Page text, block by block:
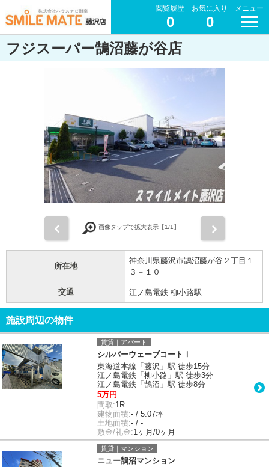
閲覧履歴
0
お気に入り
0
メニュー
フジスーパー鵠沼藤が谷店
画像タップで拡大表示【1/1】
所在地
神奈川県藤沢市鵠沼藤が谷２丁目１
３－１０
交通 江ノ島電鉄 柳小路駅
施設周辺の物件
賃貸｜アパート
シルバーウェーブコートⅠ
東海道本線「藤沢」駅 徒歩15分
江ノ島電鉄「柳小路」駅 徒歩3分
江ノ島電鉄「鵠沼」駅 徒歩8分
5万円
間取:1R
建物面積:- / 5.07坪
土地面積:- / -
敷金/礼金:1ヶ月/0ヶ月
賃貸｜マンション
ニュー鵠沼マンション